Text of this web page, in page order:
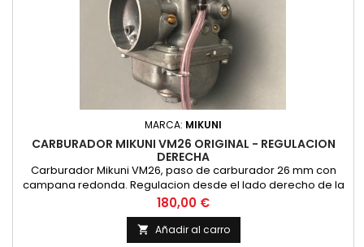
MARCA: MIKUNI
CARBURADOR MIKUNI VM26 ORIGINAL - REGULACION
DERECHA
Carburador Mikuni VM26, paso de carburador 26 mm con
campana redonda. Regulacion desde el lado derecho de la
moto. ORIGINAL MIKUNI, NO COPIA
Precio
180,00 €
 Añadir al carro